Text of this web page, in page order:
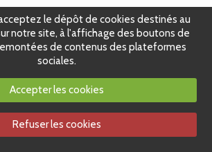
le dépôt de cookies destinés au
notre site, à l'affichage des boutons de
de contenus des plateformes
sociales.
Accepter les cookies
Refuser les cookies